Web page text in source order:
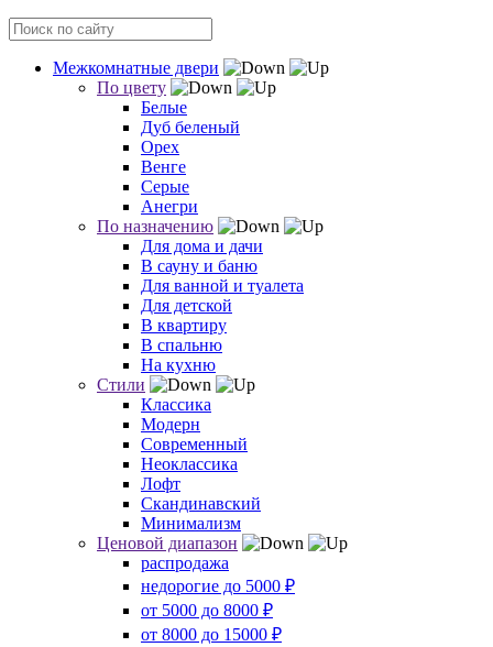
Межкомнатные двери
По цвету
Белые
Дуб беленый
Орех
Венге
Серые
Анегри
По назначению
Для дома и дачи
В сауну и баню
Для ванной и туалета
Для детской
В квартиру
В спальню
На кухню
Стили
Классика
Модерн
Современный
Неоклассика
Лофт
Скандинавский
Минимализм
Ценовой диапазон
распродажа
недорогие до 5000 ₽
от 5000 до 8000 ₽
от 8000 до 15000 ₽